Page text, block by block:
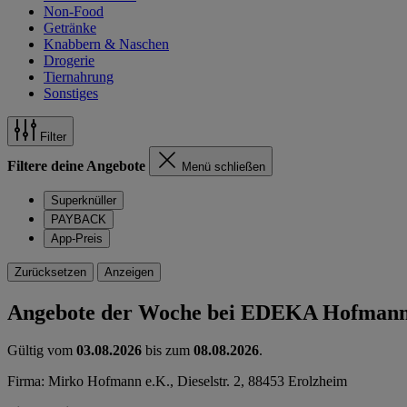
Non-Food
Getränke
Knabbern & Naschen
Drogerie
Tiernahrung
Sonstiges
Filter
Filtere deine Angebote Menü schließen
Superknüller
PAYBACK
App-Preis
Zurücksetzen Anzeigen
Angebote der Woche bei EDEKA
Gültig vom 03.08.2026 bis zum 08.08.2026.
Firma: Mirko Hofmann e.K., Dieselstr. 2, 88453 Erolzheim